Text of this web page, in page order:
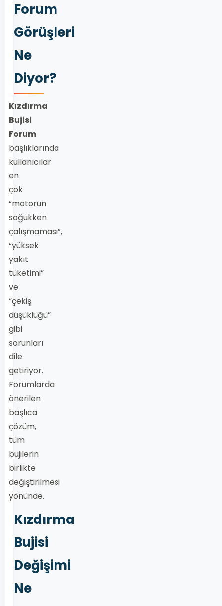
Forum
Görüşleri
Ne
Diyor?
Kızdırma
Bujisi
Forum
başlıklarında
kullanıcılar
en
çok
“motorun
soğukken
çalışmaması”,
“yüksek
yakıt
tüketimi”
ve
“çekiş
düşüklüğü”
gibi
sorunları
dile
getiriyor.
Forumlarda
önerilen
başlıca
çözüm,
tüm
bujilerin
birlikte
değiştirilmesi
yönünde.
Kızdırma
Bujisi
Değişimi
Ne